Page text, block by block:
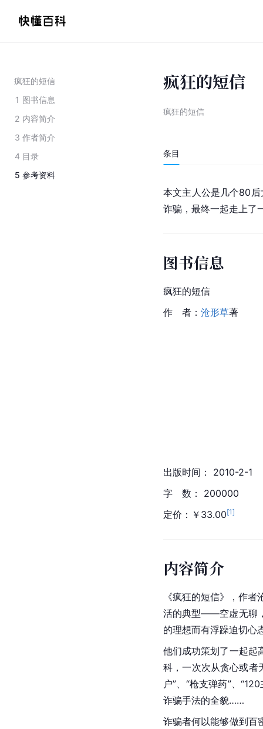
疯狂的短信
1 图书信息
2 内容简介
3 作者简介
4 目录
5 参考资料
疯狂的短信
疯狂的短信
条目
本文主人公是几个80
诈骗，最终一起走上了
图书信息
疯狂的短信
作　者： 沧形草著
出版时间： 2010-2-1
字　数： 200000
定价：￥33.00[1]
内容简介
《疯狂的短信》，作者
活的典型——空虚无聊
的理想而有浮躁迫切心
他们成功策划了一起起
科，一次次从贪心或者
户”、“枪支弹药”、
诈骗手法的全貌……
诈骗者何以能够做到百